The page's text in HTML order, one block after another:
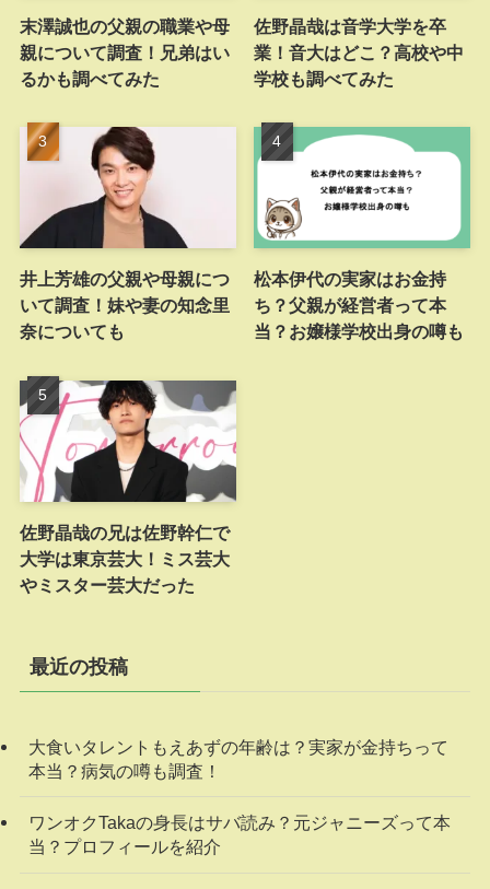
末澤誠也の父親の職業や母
親について調査！兄弟はい
るかも調べてみた
佐野晶哉は音学大学を卒
業！音大はどこ？高校や中
学校も調べてみた
井上芳雄の父親や母親につ
いて調査！妹や妻の知念里
奈についても
松本伊代の実家はお金持
ち？父親が経営者って本
当？お嬢様学校出身の噂も
佐野晶哉の兄は佐野幹仁で
大学は東京芸大！ミス芸大
やミスター芸大だった
最近の投稿
大食いタレントもえあずの年齢は？実家が金持ちって
本当？病気の噂も調査！
ワンオクTakaの身長はサバ読み？元ジャニーズって本
当？プロフィールを紹介